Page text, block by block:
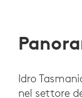
Idro
nel settore